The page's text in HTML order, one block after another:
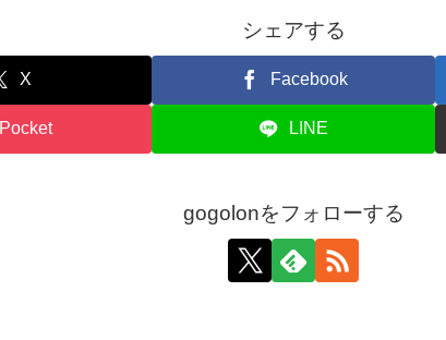
シェアする
X Facebook
Pocket LINE
gogolonをフォローする